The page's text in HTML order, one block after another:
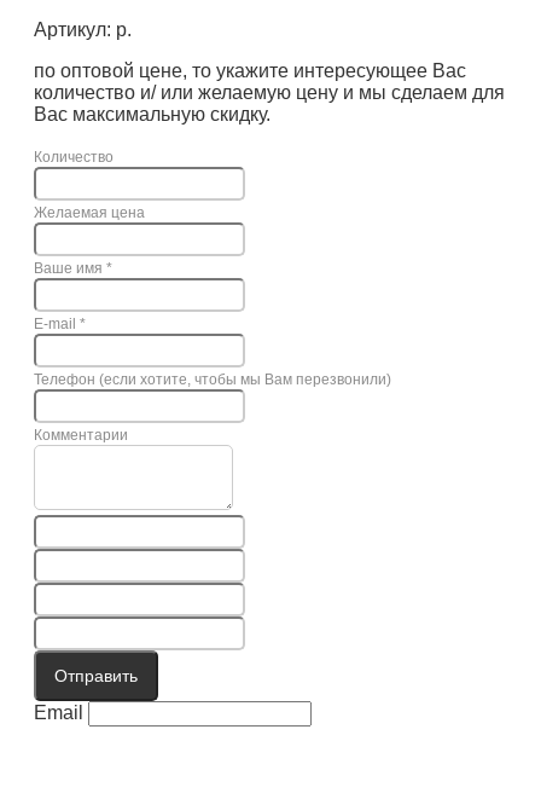
Артикул: р.
по оптовой цене, то укажите интересующее Вас
количество и/ или желаемую цену и мы сделаем для
Вас максимальную скидку.
Количество
Желаемая цена
Ваше имя *
E-mail *
Телефон (если хотите, чтобы мы Вам перезвонили)
Комментарии
Отправить
Email